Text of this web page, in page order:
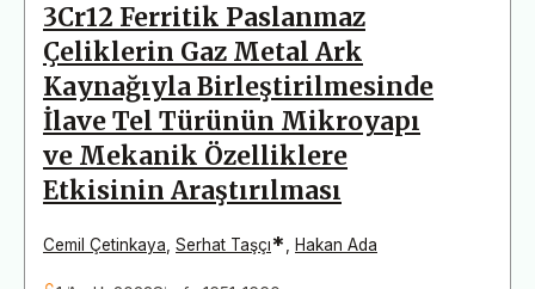
3Cr12 Ferritik Paslanmaz
Çeliklerin Gaz Metal Ark
Kaynağıyla Birleştirilmesinde
İlave Tel Türünün Mikroyapı
ve Mekanik Özelliklere
Etkisinin Araştırılması
Cemil Çetinkaya Serhat Taşçı* Hakan Ada